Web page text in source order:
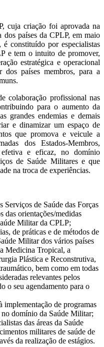
cuja criação foi aprovada na
países da CPLP, em maio
constituído por especialistas
e tem o intuito de promover,
estratégica e operacional
países membros, para a
colaboração profissional nas
para o aumento da
grandes endemias e demais
e dinamizar um espaço de
que promova e veicule a
dos Estados-Membros,
efetiva e eficaz, no domínio
de Saúde Militares e que
na troca de experiências.
Serviços de Saúde das Forças
das orientações/medidas
Militar da CPLP;
de práticas e de métodos de
Militar dos vários países
Medicina Tropical, a
Plástica e Reconstrutiva,
bem como em todas
relevantes pelos
o seu agendamento para o
implementação de programas
domínio da Saúde Militar;
das áreas da Saúde
militares de saúde de
da realização de estágios.